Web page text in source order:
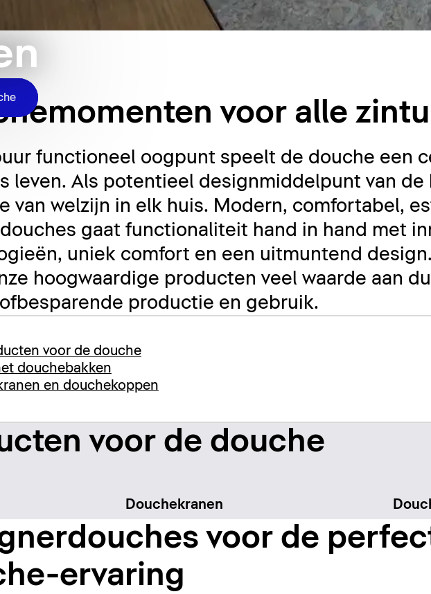
voor alle
functioneel oogpunt speelt de douche een
leven. Als potentieel designmiddelpunt van de
van welzijn in elk huis. Modern, comfortabel,
gaat functionaliteit hand in hand met
uniek comfort en een uitmuntend
hoogwaardige producten veel waarde aan
productie en gebruik.
voor de douche
douchebakken
en douchekoppen
voor de douche
Douchekranen
voor de
ervaring